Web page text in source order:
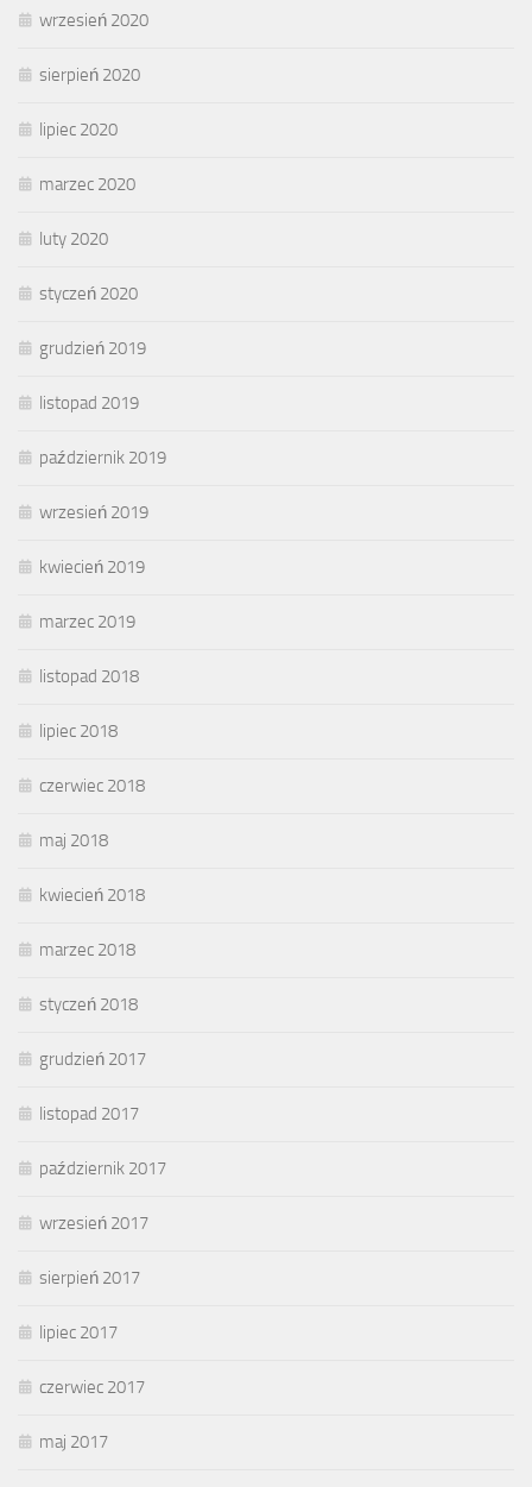
wrzesień 2020
sierpień 2020
lipiec 2020
marzec 2020
luty 2020
styczeń 2020
grudzień 2019
listopad 2019
październik 2019
wrzesień 2019
kwiecień 2019
marzec 2019
listopad 2018
lipiec 2018
czerwiec 2018
maj 2018
kwiecień 2018
marzec 2018
styczeń 2018
grudzień 2017
listopad 2017
październik 2017
wrzesień 2017
sierpień 2017
lipiec 2017
czerwiec 2017
maj 2017